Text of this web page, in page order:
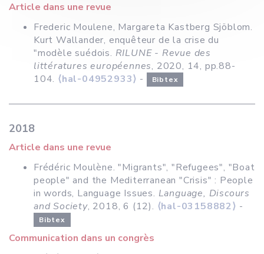
Article dans une revue
Frederic Moulene, Margareta Kastberg Sjöblom.
Kurt Wallander, enquêteur de la crise du
"modèle suédois. RILUNE - Revue des
littératures européennes, 2020, 14, pp.88-
104. ⟨hal-04952933⟩ - Bibtex
2018
Article dans une revue
Frédéric Moulène. "Migrants", "Refugees", "Boat
people" and the Mediterranean "Crisis" : People
in words, Language Issues. Language, Discours
and Society, 2018, 6 (12). ⟨hal-03158882⟩ -
Bibtex
Communication dans un congrès